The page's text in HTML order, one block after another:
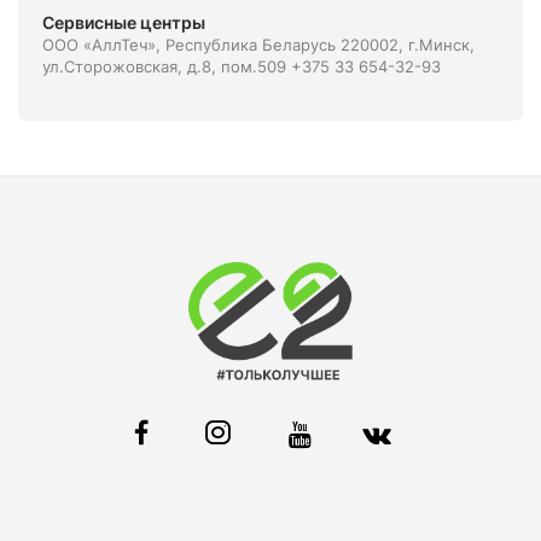
Сервисные центры
ООО «АллТеч», Республика Беларусь 220002, г.Минск,
ул.Сторожовская, д.8, пом.509 +375 33 654-32-93